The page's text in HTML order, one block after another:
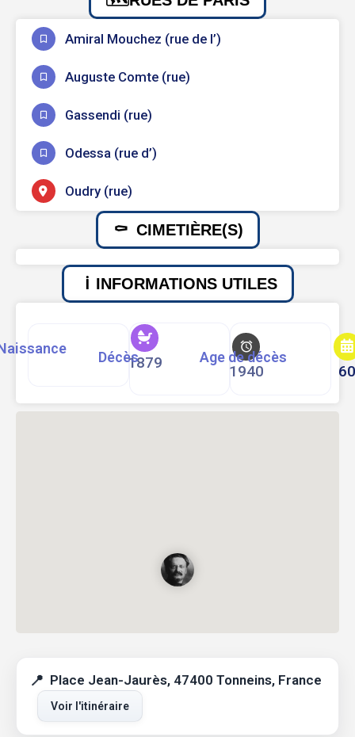
Amiral Mouchez (rue de l’)
Auguste Comte (rue)
Gassendi (rue)
Odessa (rue d’)
Oudry (rue)
CIMETIÈRE(S)
INFORMATIONS UTILES
1879
Décès
1940
Age de décès
Place Jean-Jaurès, 47400 Tonneins, France
Voir l'itinéraire